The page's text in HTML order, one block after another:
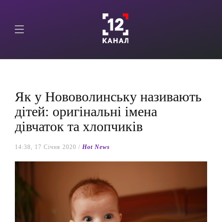
Як у Нововолинську називають
дітей: оригінальні імена
дівчаток та хлопчиків
14:38, 17 Січня 2020 / Hot News